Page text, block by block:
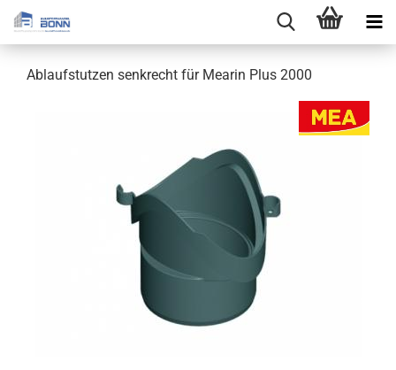
Ablaufstutzen senkrecht für Mearin Plus 2000